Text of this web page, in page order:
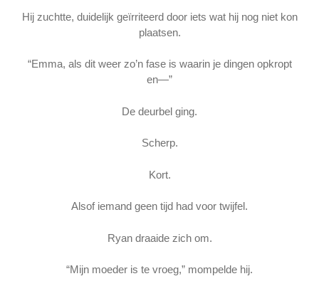
Hij zuchtte, duidelijk geïrriteerd door iets wat hij nog niet kon
plaatsen.
“Emma, als dit weer zo’n fase is waarin je dingen opkropt
en—”
De deurbel ging.
Scherp.
Kort.
Alsof iemand geen tijd had voor twijfel.
Ryan draaide zich om.
“Mijn moeder is te vroeg,” mompelde hij.